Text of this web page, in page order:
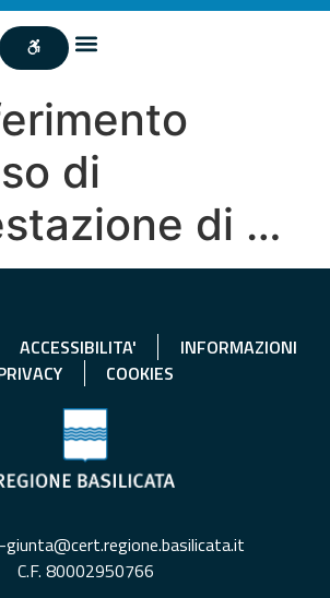
di
di …
ACCESSIBILITA'
INFORMAZIONI
COOKIES
giunta@cert.regione.basilicata.it
C.F. 80002950766